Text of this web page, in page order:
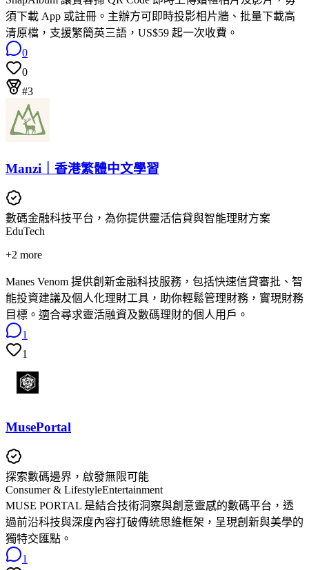
須下載 App 或註冊。主辦方可即時投影相片牆、批量下載高
清原檔，支援繁簡英三語，US$59 起一次收費。
0
0
#3
Manzi｜香港繁體中文學習
數碼金融科技平台，為你提供靈活信貸與智能理財方案
EduTech
+2 more
Manes Venom 提供創新金融科技服務，包括快速信貸審批、智
能投資建議及個人化理財工具，助你輕鬆管理財務，實現財務
目標。適合尋求靈活融資及數碼理財的個人用戶。
1
1
MusePortal
探索數碼邊界，啟發無限可能
Consumer & LifestyleEntertainment
MUSE PORTAL 是結合技術洞察與創意靈感的數碼平台，透
過前沿科技與深度內容打破傳統思維框架，呈現創新與美學的
獨特交匯點。
1